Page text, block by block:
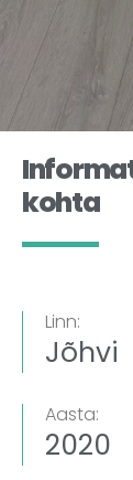
kohta
Linn:
Jõhvi
Aasta:
2020